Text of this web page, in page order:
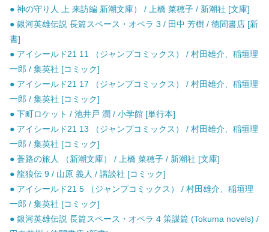
● 神の守り人 上 来訪編 新潮文庫） / 上橋 菜穂子 / 新潮社 [文庫]
● 銀河英雄伝説 長篇スペース・オペラ 3 / 田中 芳樹 / 徳間書店 [新
書]
● アイシールド21 11 （ジャンプコミックス） / 村田雄介、稲垣理
一郎 / 集英社 [コミック]
● アイシールド21 17 （ジャンプコミックス） / 村田雄介、稲垣理
一郎 / 集英社 [コミック]
● 下町ロケット / 池井戸 潤 / 小学館 [単行本]
● アイシールド21 13 （ジャンプコミックス） / 村田雄介、稲垣理
一郎 / 集英社 [コミック]
● 蒼路の旅人 （新潮文庫） / 上橋 菜穂子 / 新潮社 [文庫]
● 龍狼伝 9 / 山原 義人 / 講談社 [コミック]
● アイシールド21 5 （ジャンプコミックス） / 村田雄介、稲垣理
一郎 / 集英社 [コミック]
● 銀河英雄伝説 長篇スペース・オペラ 4 策謀篇 (Tokuma novels) /